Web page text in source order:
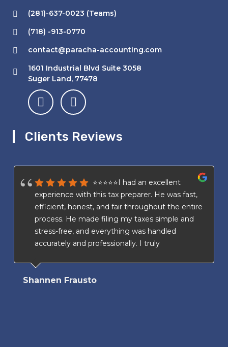
(281)-637-0023 (Teams)
(718) -913-0770
contact@paracha-accounting.com
1601 Industrial Blvd Suite 3058
Suger Land, 77478
Clients Reviews
⭐⭐⭐⭐⭐I had an excellent
experience with this tax preparer. He was fast,
efficient, honest, and fair throughout the entire
process. He made filing my taxes simple and
stress-free, and everything was handled
accurately and professionally. I truly
detail. I highly recommend his services to
anyone looking for a trustworthy and reliable
Shannen Frausto